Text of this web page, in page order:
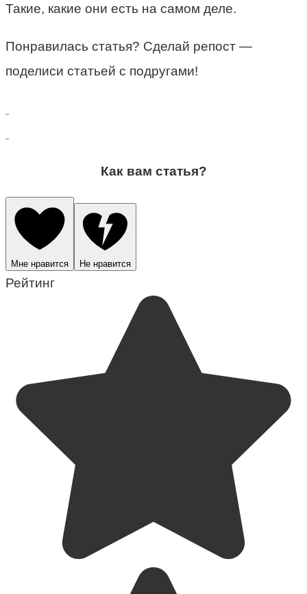
Такие, какие они есть на самом деле.
Понравилась статья? Сделай репост —
поделиси статьей с подругами!
Как вам статья?
Мне нравится Не нравится
Рейтинг